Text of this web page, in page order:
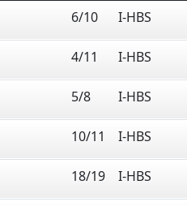
6/10 I-HBS
4/11 I-HBS
5/8 I-HBS
10/11 I-HBS
18/19 I-HBS